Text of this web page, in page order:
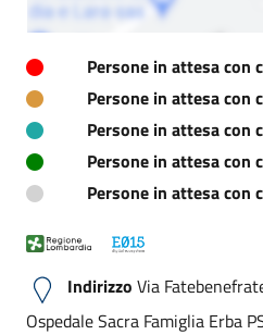
Persone in attesa con
Persone in attesa con
Persone in attesa con
Persone in attesa con
Persone in attesa con
Indirizzo Via
Ospedale Sacra Famiglia Erba